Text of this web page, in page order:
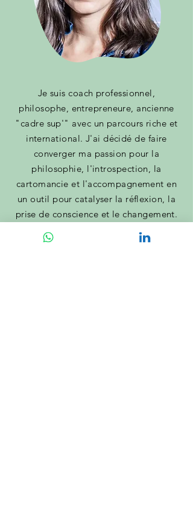
Je suis coach professionnel,
philosophe, entrepreneure, ancienne
"cadre sup'" avec un parcours riche et
international. J'ai décidé de faire
converger ma passion pour la
philosophie, l'introspection, la
cartomancie et l'accompagnement en
un outil pour catalyser la réflexion, la
prise de conscience et le changement.